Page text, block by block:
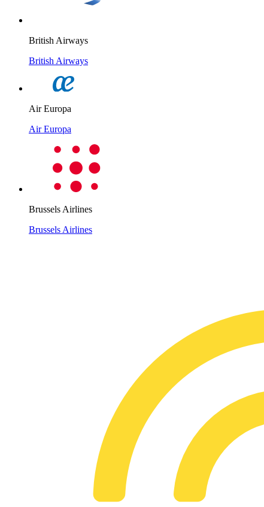
British Airways
British Airways
Air Europa
Air Europa
Brussels Airlines
Brussels Airlines